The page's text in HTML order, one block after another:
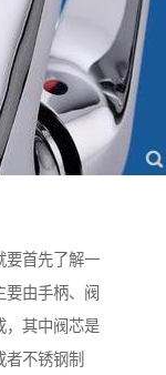
要首先了解一
要由手柄、阀
，其中阀芯是
不锈钢制